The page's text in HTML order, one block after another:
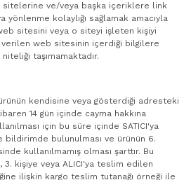
sitelerine ve/veya başka içeriklere link
yönlenme kolaylığı sağlamak amacıyla
sitesini veya o siteyi işleten kişiyi
web sitesinin içerdiği bilgilere
taşımamaktadır.
kendisine veya gösterdiği adresteki
14 gün içinde cayma hakkına
için bu süre içinde SATICI'ya
bulunulması ve ürünün 6.
kullanılmamış olması şarttır. Bu
3. kişiye veya ALICI'ya teslim edilen
ilişkin kargo teslim tutanağı örneği ile